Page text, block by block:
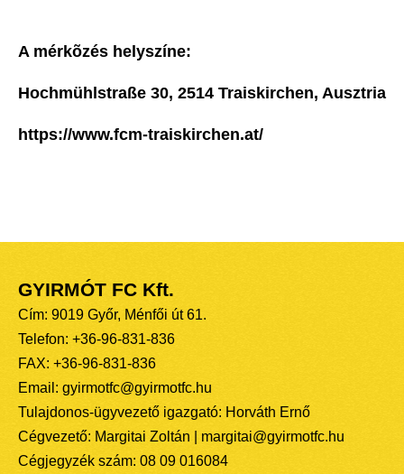
A mérkõzés helyszíne:
Hochmühlstraße 30, 2514 Traiskirchen, Ausztria
https://www.fcm-traiskirchen.at/
GYIRMÓT FC Kft.
Cím: 9019 Győr, Ménfői út 61.
Telefon: +36-96-831-836
FAX: +36-96-831-836
Email: gyirmotfc@gyirmotfc.hu
Tulajdonos-ügyvezető igazgató: Horváth Ernő
Cégvezető: Margitai Zoltán | margitai@gyirmotfc.hu
Cégjegyzék szám: 08 09 016084